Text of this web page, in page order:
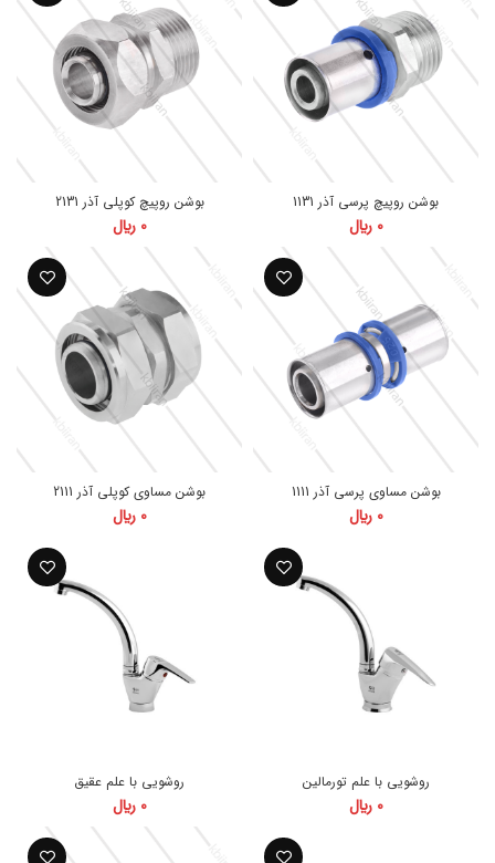
بوشن روپیچ پرسی آذر 1131
0 ﷼
بوشن روپیچ کوپلی آذر 2131
0 ﷼
بوشن مساوی پرسی آذر 1111
0 ﷼
بوشن مساوی کوپلی آذر 2111
0 ﷼
روشویی با علم تورمالین
0 ﷼
روشویی با علم عقیق
0 ﷼